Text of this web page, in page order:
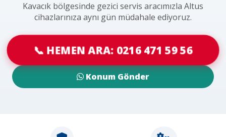
Kavacık bölgesinde gezici servis aracımızla Altus
cihazlarınıza aynı gün müdahale ediyoruz.
📞 HEMEN ARA: 0216 471 59 56
Konum Gönder